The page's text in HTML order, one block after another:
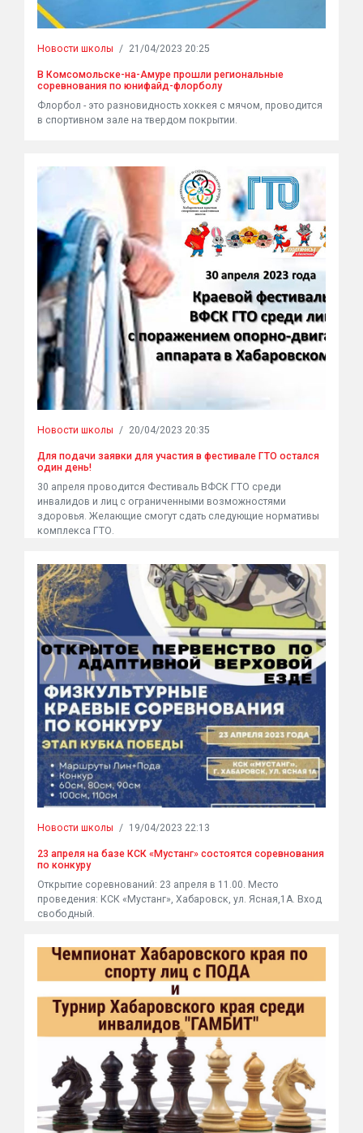
Новости школы / 21/04/2023 20:25
В Комсомольске-на-Амуре прошли региональные
соревнования по юнифайд-флорболу
Флорбол - это разновидность хоккея с мячом, проводится
в спортивном зале на твердом покрытии.
Новости школы / 20/04/2023 20:35
Для подачи заявки для участия в фестивале ГТО остался
один день!
30 апреля проводится Фестиваль ВФСК ГТО среди
инвалидов и лиц с ограниченными возможностями
здоровья. Желающие смогут сдать следующие нормативы
комплекса ГТО.
Новости школы / 19/04/2023 22:13
23 апреля на базе КСК «Мустанг» состоятся соревнования
по конкуру
Открытие соревнований: 23 апреля в 11.00. Место
проведения: КСК «Мустанг», Хабаровск, ул. Ясная,1А. Вход
свободный.